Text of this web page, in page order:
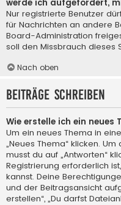
werde ich aufgefordert,
Nur registrierte Benutzer
für Nachrichten an andere
Board-Administration
soll den Missbrauch dieses
Nach oben
Beiträge schreiben
Wie erstelle ich ein neues
Um ein neues Thema in
„Neues Thema“ klicken.
musst du auf „Antworten“
Registrierung erforderlich
kannst. Deine
und der Beitragsansicht
erstellen“, „Du darfst